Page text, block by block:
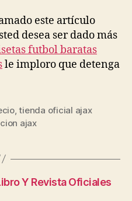
este artículo
desea ser dado más
futbol baratas
le imploro que detenga
,tienda oficial ajax
ajax
Y Revista Oficiales